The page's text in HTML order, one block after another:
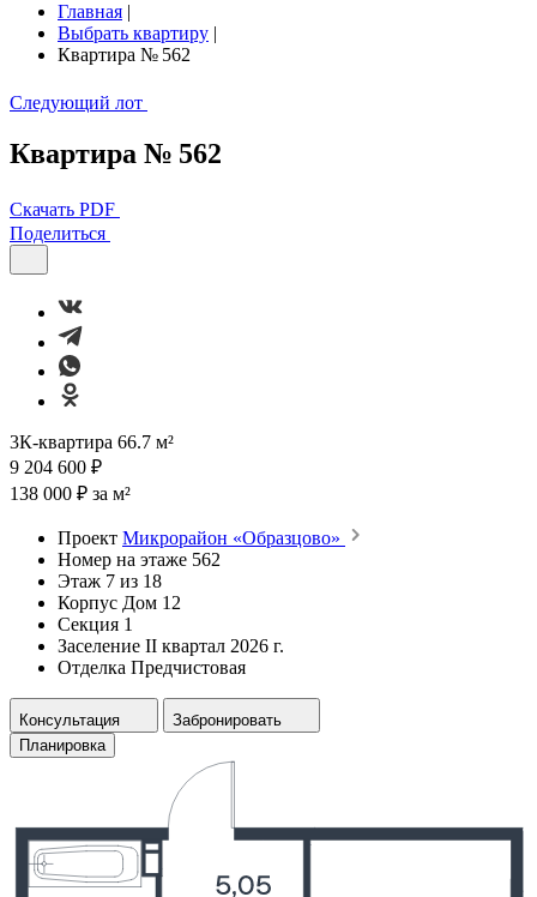
Главная |
Выбрать квартиру |
Квартира № 562
Следующий лот
Квартира № 562
Скачать PDF
Поделиться
3К-квартира 66.7 м²
9 204 600 ₽
138 000 ₽ за м²
Проект Микрорайон «Образцово»
Номер на этаже 562
Этаж 7 из 18
Корпус Дом 12
Секция 1
Заселение II квартал 2026 г.
Отделка Предчистовая
Консультация
Забронировать
Планировка